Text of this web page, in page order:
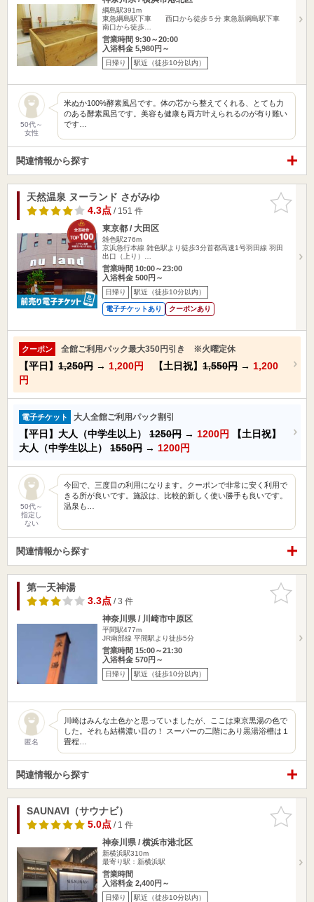
綱島駅391m
東急綱島駅下車 西口から徒歩５分 東急新綱島駅下車
南口から徒歩…
営業時間 9:30～20:00
入浴料金 5,980円～
日帰り 駅近（徒歩10分以内）
50代～
女性
米ぬか100%酵素風呂です。体の芯から整えてくれる、とても力
のある酵素風呂です。美容も健康も両方叶えられるのが有り難い
です…
関連情報から探す
お気に入
りに追加
天然温泉 ヌーランド さがみゆ
4.3点/ 151 件
東京都 / 大田区
雑色駅276m
京浜急行本線 雑色駅より徒歩3分首都高速1号羽田線 羽田
出口（上り）…
営業時間 10:00～23:00
入浴料金 500円～
日帰り 駅近（徒歩10分以内）
電子チケットあり クーポンあり
クーポン 全館ご利用パック最大350円引き ※火曜定休
【平日】 1,250円 → 1,200円 【土日祝】 1,550円 → 1,200
円
電子チケット 大人全館ご利用パック割引
【平日】大人（中学生以上） 1250円 → 1200円
【土日祝】
大人（中学生以上） 1550円 → 1200円
50代～
指定し
ない
今回で、三度目の利用になります。クーポンで非常に安く利用で
きる所が良いです。施設は、比較的新しく使い勝手も良いです。
温泉も…
関連情報から探す
お気に入
りに追加
第一天神湯
3.3点/ 3 件
神奈川県 / 川崎市中原区
平間駅477m
JR南部線 平間駅より徒歩5分
営業時間 15:00～21:30
入浴料金 570円～
日帰り 駅近（徒歩10分以内）
匿名
川崎はみんな土色かと思っていましたが、ここは東京黒湯の色で
した。それも結構濃い目の！ スーパーの二階にあり黒湯浴槽は１
畳程…
関連情報から探す
お気に入
りに追加
SAUNAVI（サウナビ）
5.0点/ 1 件
神奈川県 / 横浜市港北区
新横浜駅310m
最寄り駅：新横浜駅
営業時間
入浴料金 2,400円～
日帰り 駅近（徒歩10分以内）